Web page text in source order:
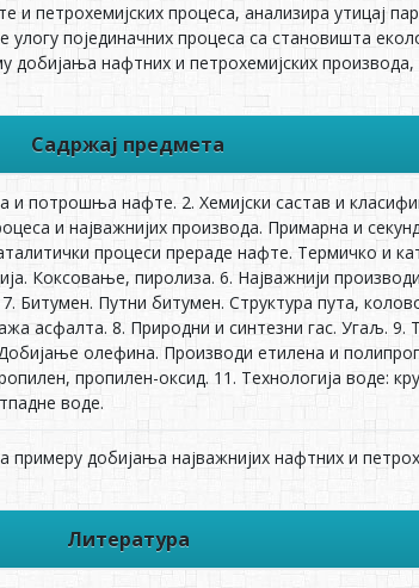
и петрохемијских процеса, анализира утицај
улогу појединачних процеса са становишта
добијања нафтних и петрохемијских
Садржај предмета
потрошња нафте. 2. Хемијски састав и
и најважнијих производа. Примарна и
процеси прераде нафте. Термичко и
Коксовање, пиролиза. 6. Најважнији
Путни битумен. Структура пута,
асфалта. 8. Природни и синтезни гас. Угаљ. 9.
олефина. Производи етилена и
пропилен-оксид. 11. Технологија воде:
воде.
примеру добијања најважнијих нафтних и
Литература